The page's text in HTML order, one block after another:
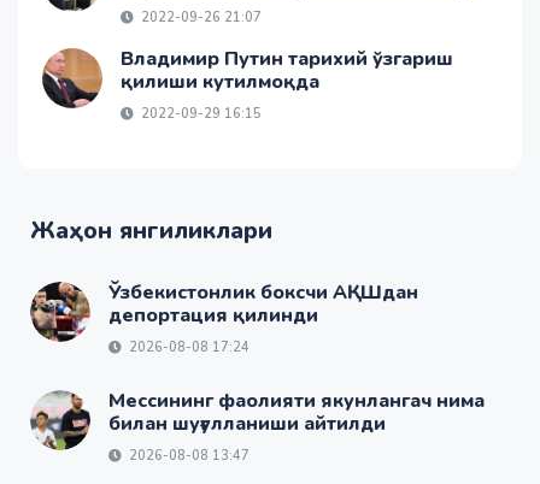
2022-09-26 21:07
Владимир Путин тарихий ўзгариш
қилиши кутилмоқда
2022-09-29 16:15
Жаҳон янгиликлари
Ўзбекистонлик боксчи АҚШдан
депортация қилинди
2026-08-08 17:24
Мессининг фаолияти якунлангач нима
билан шуғулланиши айтилди
2026-08-08 13:47